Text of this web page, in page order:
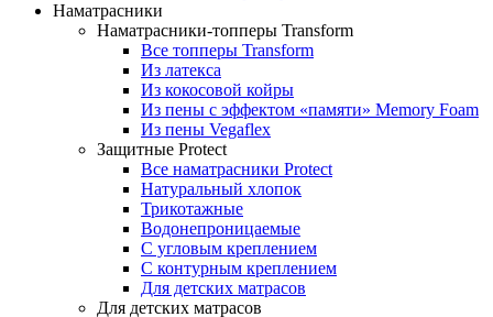
Наматрасники
Наматрасники-топперы Transform
Все топперы Transform
Из латекса
Из кокосовой койры
Из пены с эффектом «памяти» Memory Foam
Из пены Vegaflex
Защитные Protect
Все наматрасники Protect
Натуральный хлопок
Трикотажные
Водонепроницаемые
С угловым креплением
С контурным креплением
Для детских матрасов
Для детских матрасов